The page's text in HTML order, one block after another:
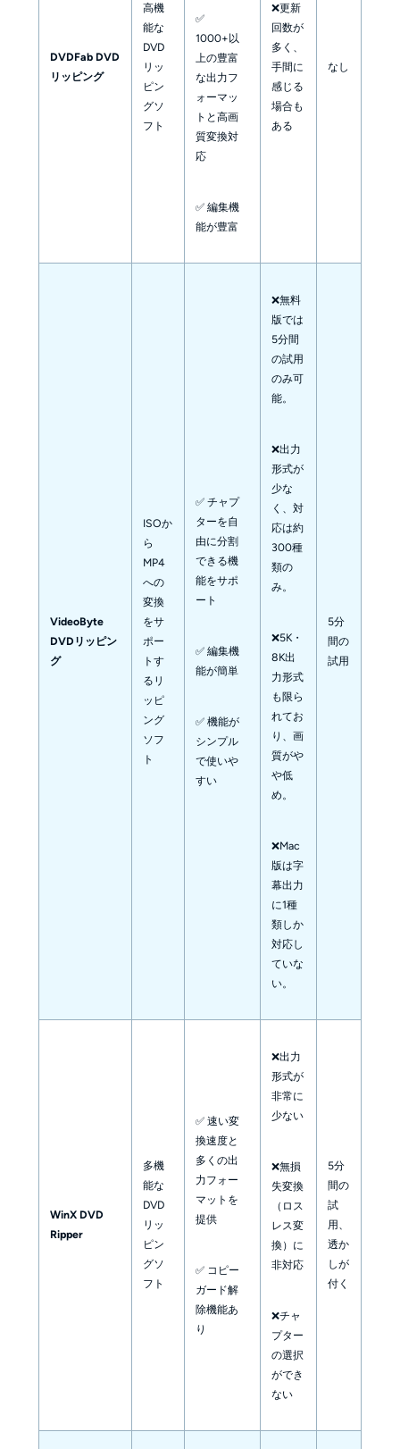
DVDFab DVD
リッピング
高機
能な
DVD
リッ
ピン
グソ
フト
✅
1000+以
上の豊富
な出力フ
ォーマッ
トと高画
質変換対
応
✅ 編集機
能が豊富
❌更新
回数が
多く、
手間に
感じる
場合も
ある
なし
VideoByte
DVDリッピン
グ
ISOか
ら
MP4
への
変換
をサ
ポー
トす
るリ
ッピ
ング
ソフ
ト
✅ チャプ
ターを自
由に分割
できる機
能をサポ
ート
✅ 編集機
能が簡単
✅ 機能が
シンプル
で使いや
すい
❌無料
版では
5分間
の試用
のみ可
能。
❌出力
形式が
少な
く、対
応は約
300種
類の
み。
❌5K・
8K出
力形式
も限ら
れてお
り、画
質がや
や低
め。
❌Mac
版は字
幕出力
に1種
類しか
対応し
ていな
い。
5分
間の
試用
WinX DVD
Ripper
多機
能な
DVD
リッ
ピン
グソ
フト
✅ 速い変
換速度と
多くの出
力フォー
マットを
提供
✅ コピー
ガード解
除機能あ
り
❌出力
形式が
非常に
少ない
❌無損
失変換
（ロス
レス変
換）に
非対応
❌チャ
プター
の選択
ができ
ない
5分
間の
試
用、
透か
しが
付く